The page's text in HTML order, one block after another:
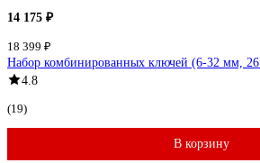
14 175 ₽
18 399 ₽
Набор комбинированных ключей (6-32 мм,
4.8
(19)
В корзину